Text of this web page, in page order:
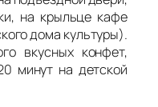
на крыльце кафе
дома культуры).
вкусных конфет,
минут на детской